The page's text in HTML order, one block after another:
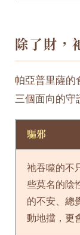
除了財，
帕亞普里薩的
三個面向的守
驅邪
祂吞噬的不
些莫名的陰
的不安、總
動地擋，更